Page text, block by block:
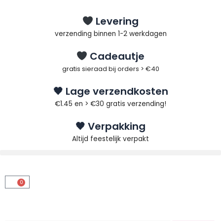
Levering
verzending binnen 1-2 werkdagen
Cadeautje
gratis sieraad bij orders > €40
🖤 Lage verzendkosten
€1.45 en > €30 gratis verzending!
🖤 Verpakking
Altijd feestelijk verpakt
0
Winkelwagen